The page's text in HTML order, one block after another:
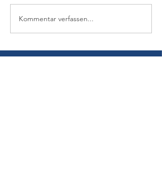
Kommentar verfassen...